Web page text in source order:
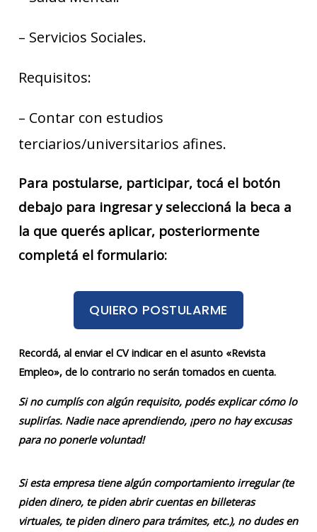
– Servicios Sociales.
Requisitos:
– Contar con estudios
terciarios/universitarios afines.
Para postularse, participar, tocá el botón
debajo para ingresar y seleccioná la beca a
la que querés aplicar, posteriormente
completá el formulario:
QUIERO POSTULARME
Recordá, al enviar el CV indicar en el asunto «Revista
Empleo», de lo contrario no serán tomados en cuenta.
Si no cumplís con algún requisito, podés explicar cómo lo
suplirías. Nadie nace aprendiendo, ¡pero no hay excusas
para no ponerle voluntad!
Si esta empresa tiene algún comportamiento irregular (te
piden dinero, te piden abrir cuentas en billeteras
virtuales, te piden dinero para trámites, etc.), no dudes en